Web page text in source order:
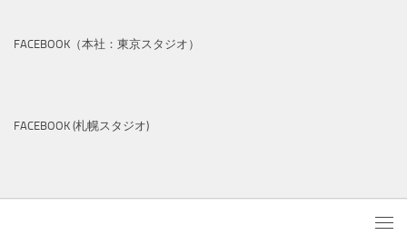
FACEBOOK（本社：東京スタジオ）
FACEBOOK (札幌スタジオ)